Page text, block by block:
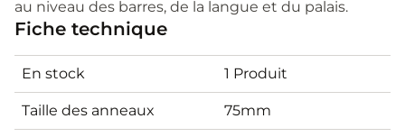
au niveau des barres, de la langue et du palais.
Fiche technique
En stock 1 Produit
Taille des anneaux 75mm